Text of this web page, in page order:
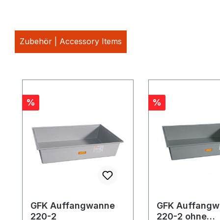
Zubehör | Accessory Items
Rabatt
%
GFK Auffangwanne
220-2
Rabatt
%
GFK
220-2 ohne